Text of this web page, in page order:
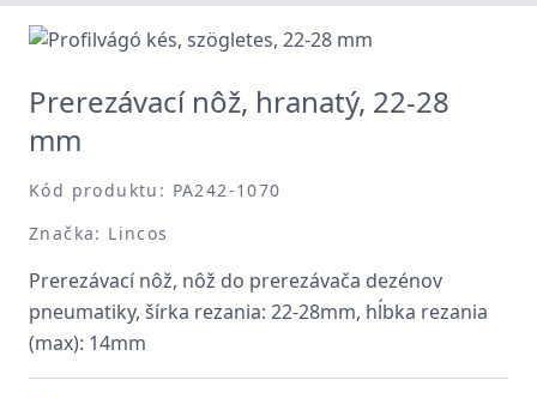
Prerezávací nôž, hranatý, 22-28
mm
Kód produktu: PA242-1070
Značka: Lincos
Prerezávací nôž, nôž do prerezávača dezénov
pneumatiky, šírka rezania: 22-28mm, hĺbka rezania
(max): 14mm